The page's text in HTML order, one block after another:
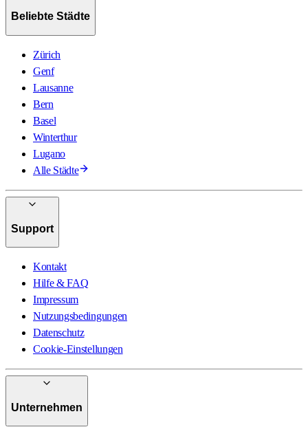
Beliebte Städte
Zürich
Genf
Lausanne
Bern
Basel
Winterthur
Lugano
Alle Städte
Support
Kontakt
Hilfe & FAQ
Impressum
Nutzungsbedingungen
Datenschutz
Cookie-Einstellungen
Unternehmen